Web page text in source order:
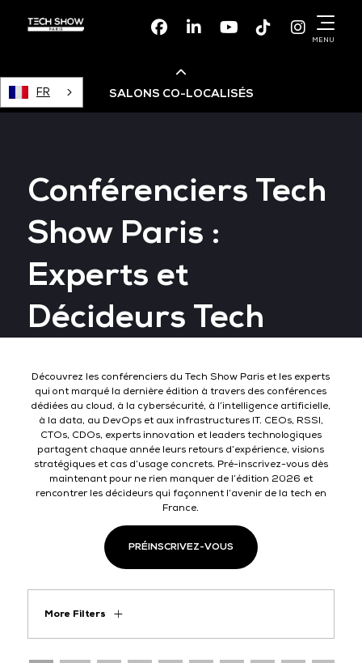
FacebookLinkedinYoutubeTikTok
MENU
FR SALONS CO-LOCALISÉS
Devops Live
Cloud & Cyber Security
Conférenciers Tech
Show Paris :
Experts et
Décideurs Tech
Découvrez les conférenciers du Tech Show Paris et les experts
qui ont marqué la dernière édition à travers des conférences
dédiées au cloud, à la cybersécurité, à l’intelligence artificielle,
à la data, au DevOps et aux infrastructures IT. CEOs, RSSI,
CTOs, CDOs, experts innovation et leaders technologiques
partagent chaque année leurs retours d’expérience, visions
stratégiques et cas d’usage concrets. Pré-inscrivez-vous dès
maintenant pour ne rien manquer de l’édition 2026 et
rencontrer les décideurs qui façonnent l’avenir de la tech en
France.
PRÉINSCRIVEZ-VOUS
More Filters